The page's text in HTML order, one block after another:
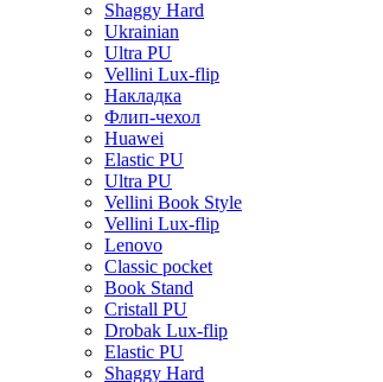
Shaggy Hard
Ukrainian
Ultra PU
Vellini Lux-flip
Накладка
Флип-чехол
Huawei
Elastic PU
Ultra PU
Vellini Book Style
Vellini Lux-flip
Lenovo
Classic pocket
Book Stand
Cristall PU
Drobak Lux-flip
Elastic PU
Shaggy Hard